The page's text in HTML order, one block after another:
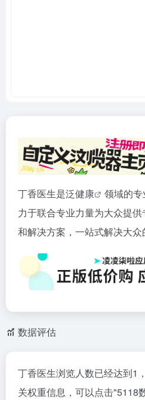
丁香医生是泛健康
领域的
力于联合专业力量为大众提
和解决方案，一站式解决大众
数据评估
丁香医生浏览人数已经达到1
关权重信息，可以点击"5118